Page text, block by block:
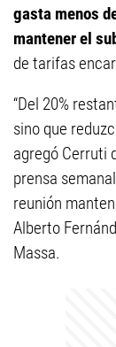
gasta menos
mantener el
de tarifas
“Del 20%
sino que
agregó Cerruti
prensa
reunión
Alberto
Massa.